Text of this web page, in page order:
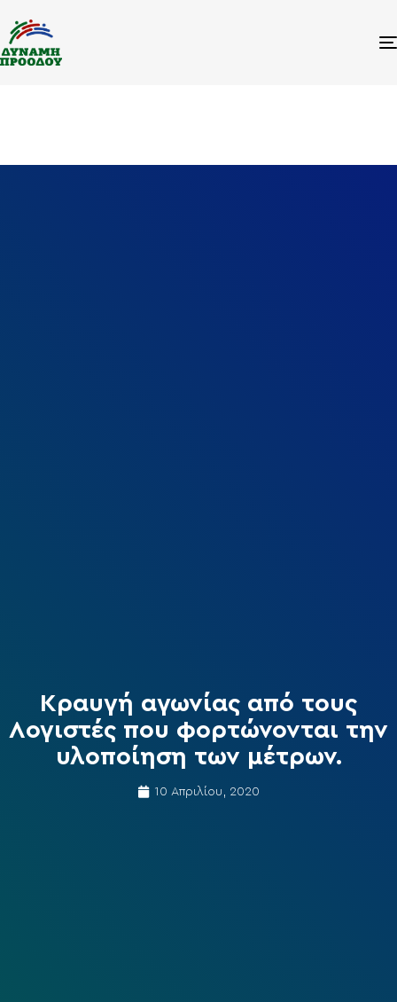
Κραυγή αγωνίας από τους
Λογιστές που φορτώνονται την
υλοποίηση των μέτρων.
10 Απριλίου, 2020